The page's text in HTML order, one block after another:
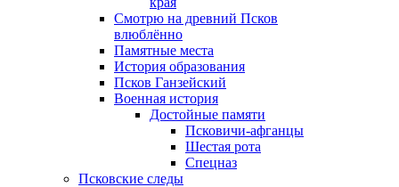
Смотрю на древний Псков
влюблённо
Памятные места
История образования
Псков Ганзейский
Военная история
Достойные памяти
Псковичи-афганцы
Шестая рота
Спецназ
Псковские следы